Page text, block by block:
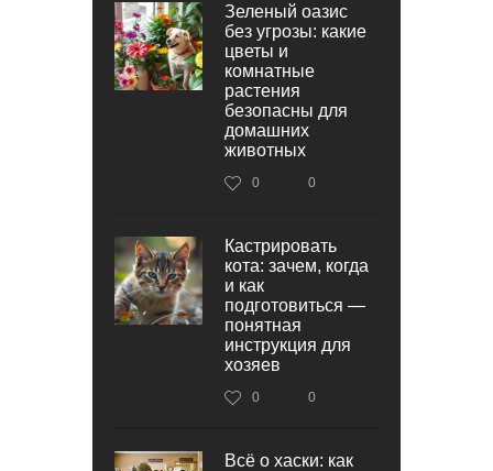
Зеленый оазис
без угрозы: какие
цветы и
комнатные
растения
безопасны для
домашних
животных
0 0
Кастрировать
кота: зачем, когда
и как
подготовиться —
понятная
инструкция для
хозяев
0 0
Всё о хаски: как